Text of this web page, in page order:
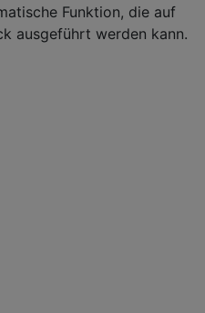
Funktion, die auf
ausgeführt werden kann.